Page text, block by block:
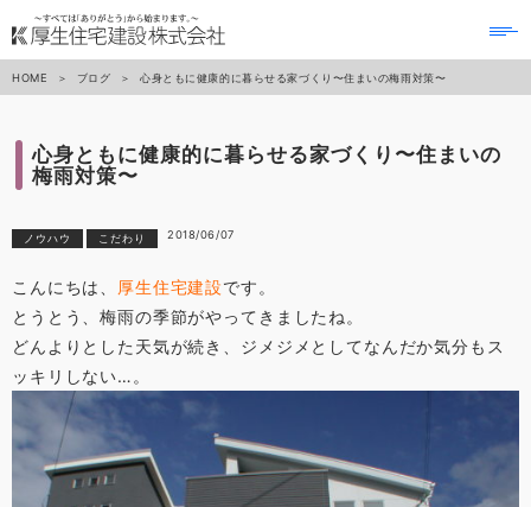
HOME ブログ 心身ともに健康的に暮らせる家づくり〜住まいの梅雨対策〜
心身ともに健康的に暮らせる家づくり〜住まいの
梅雨対策〜
ノウハウ こだわり 2018/06/07
こんにちは、 厚生住宅建設です。
とうとう、梅雨の季節がやってきましたね。
どんよりとした天気が続き、ジメジメとしてなんだか気分もス
ッキリしない…。